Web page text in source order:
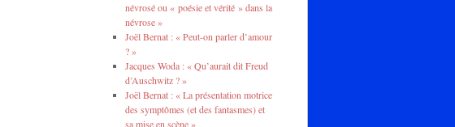
névrosé ou « poésie et vérité » dans la
névrose »
Joël Bernat : « Peut-on parler d’amour
? »
Jacques Woda : « Qu’aurait dit Freud
d’Auschwitz ? »
Joël Bernat : « La présentation motrice
des symptômes (et des fantasmes) et
sa mise en scène »